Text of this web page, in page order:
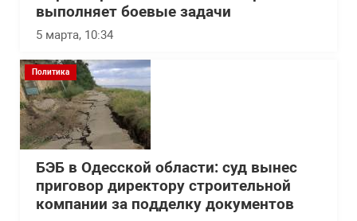
выполняет боевые задачи
5 марта, 10:34
Политика
БЭБ в Одесской области: суд вынес
приговор директору строительной
компании за подделку документов